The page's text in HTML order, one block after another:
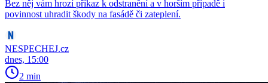
Bez něj vám hrozí příkaz k odstranění a v horším případě i
povinnost uhradit škody na fasádě či zateplení.
NESPECHEJ.cz
dnes, 15:00
2 min